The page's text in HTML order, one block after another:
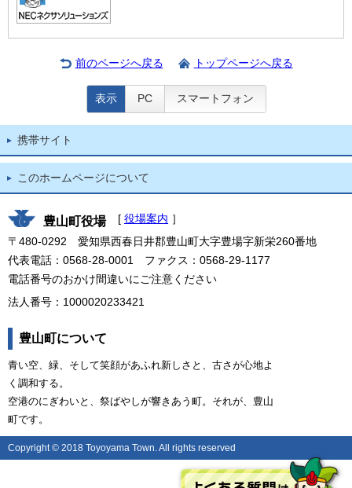
前のページへ戻る トップページへ戻る
表示 PC スマートフォン
携帯サイト
このホームページについて
豊山町役場 [ 役場案内 ］
〒480-0292 愛知県西春日井郡豊山町大字豊場字新栄260番地
代表電話：0568-28-0001 ファクス：0568-29-1177
電話番号のおかけ間違いにご注意ください
法人番号：1000020233421
豊山町について
青い空、緑、そして笑顔があふれ新しさと、古さが心地よ
く調和する。
空港のにぎわいと、祭ばやしが響きあう町。それが、豊山
町です。
Copyright © 2018 Toyoyama Town. All rights reserved